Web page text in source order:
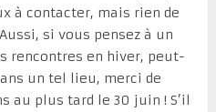
à contacter, mais rien de
si vous pensez à un
rencontres en hiver, peut-
un tel lieu, merci de
au plus tard le 30 juin ! S’il